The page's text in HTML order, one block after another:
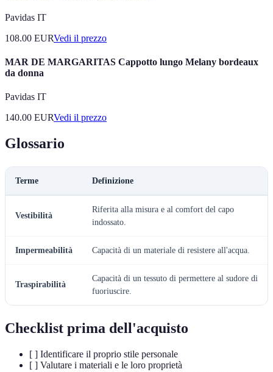
Pavidas IT
108.00 EURVedi il prezzo
MAR DE MARGARITAS Cappotto lungo Melany bordeaux
da donna
Pavidas IT
140.00 EURVedi il prezzo
Glossario
Terme Definizione
Vestibilità
Riferita alla misura e al comfort del capo
indossato.
Impermeabilità Capacità di un materiale di resistere all'acqua.
Traspirabilità
Capacità di un tessuto di permettere al sudore di
fuoriuscire.
Checklist prima dell'acquisto
[ ] Identificare il proprio stile personale
[ ] Valutare i materiali e le loro proprietà